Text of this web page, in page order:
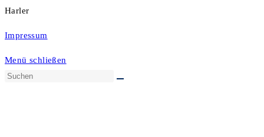
Harler
Impressum
Menü schließen